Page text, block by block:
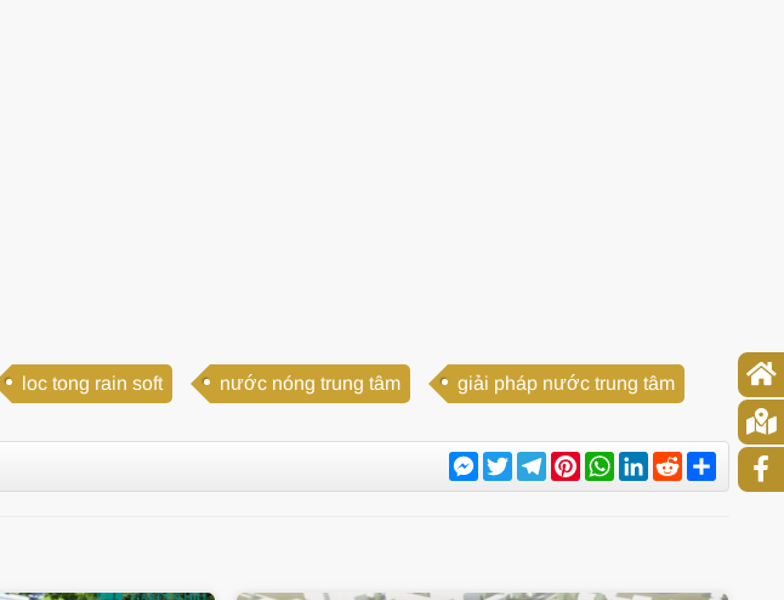
loc tong rain soft nước nóng trung tâm giải pháp nước trung tâm
Messenger
TwitterTelegram
PinterestWhatsApp
LinkedIn
RedditShare